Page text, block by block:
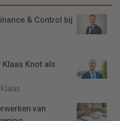
& Control bij
Klaas Knot als
van